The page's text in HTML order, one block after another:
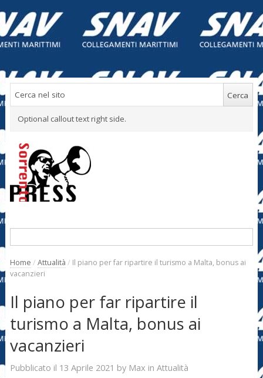
Optional callout text right side.
Home / Attualità / Il piano per far ripartire il turismo a Malta, bonus ai
vacanzieri
Il piano per far ripartire il
turismo a Malta, bonus ai
vacanzieri
Pubblicato il 13 Aprile 2021 by Max in Attualità